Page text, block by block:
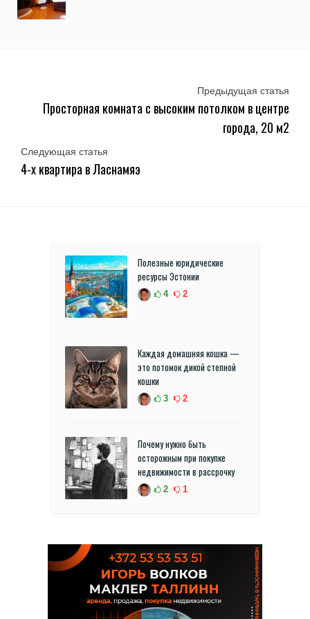
Предыдущая статья
Просторная комната с высоким потолком в центре
города, 20 м2
Следующая статья
4-х квартира в Ласнамяэ
Полезные юридические
ресурсы Эстонии
4 2
Каждая домашняя кошка —
это потомок дикой степной
кошки
3 2
Почему нужно быть
осторожным при покупке
недвижимости в рассрочку
2 1